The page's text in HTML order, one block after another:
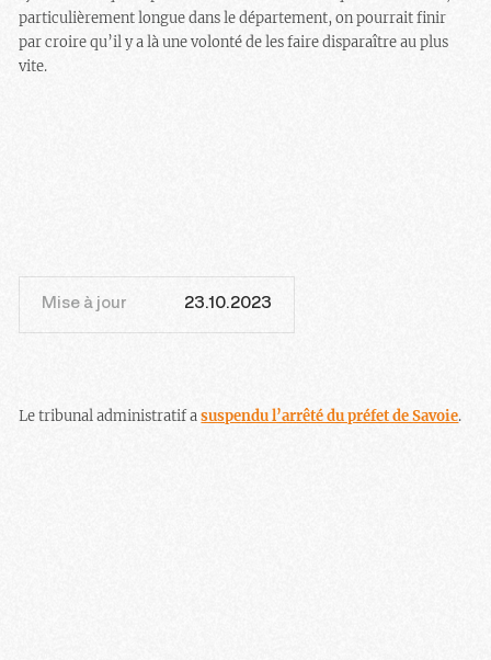
particulièrement longue dans le département, on pourrait finir
par croire qu’il y a là une volonté de les faire disparaître au plus
vite.
Mise à jour 23.10.2023
Le tribunal administratif asuspendu l’arrêté du préfet de Savoie.